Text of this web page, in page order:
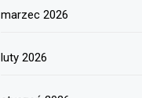
marzec 2026
luty 2026